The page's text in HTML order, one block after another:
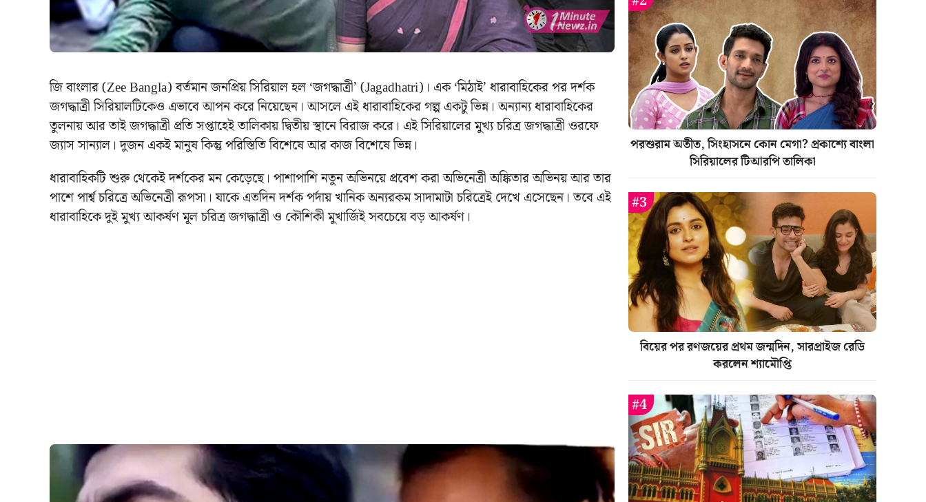
জি বাংলার (Zee Bangla) বর্তমান জনপ্রিয় সিরিয়াল হল ‘জগদ্ধাত্রী’ (Jagadhatri)। এক ‘মিঠাই’ ধারাবাহিকের পর দর্শক
জগদ্ধাত্রী সিরিয়ালটিকেও এভাবে আপন করে নিয়েছেন। আসলে এই ধারাবাহিকের গল্প একটু ভিন্ন। অন্যান্য ধারাবাহিকের
তুলনায় আর তাই জগদ্ধাত্রী প্রতি সপ্তাহেই তালিকায় দ্বিতীয় স্থানে বিরাজ করে। এই সিরিয়ালের মুখ্য চরিত্র জগদ্ধাত্রী ওরফে
জ্যাস সান্যাল। দুজন একই মানুষ কিন্তু পরিস্তিতি বিশেষে আর কাজ বিশেষে ভিন্ন।
ধারাবাহিকটি শুরু থেকেই দর্শকের মন কেড়েছে। পাশাপাশি নতুন অভিনয়ে প্রবেশ করা অভিনেত্রী অঙ্কিতার অভিনয় আর তার
পাশে পার্শ্ব চরিত্রে অভিনেত্রী রূপসা। যাকে এতদিন দর্শক পর্দায় খানিক অন্যরকম সাদামাটা চরিত্রেই দেখে এসেছেন। তবে এই
ধারাবাহিকে দুই মুখ্য আকর্ষণ মূল চরিত্র জগদ্ধাত্রী ও কৌশিকী মুখার্জিই সবচেয়ে বড় আকর্ষণ।
পরশুরাম অতীত, সিংহাসনে কোন মেগা? প্রকাশ্যে বাংলা
সিরিয়ালের টিআরপি তালিকা
বিয়ের পর রণজয়ের প্রথম জন্মদিন, সারপ্রাইজ রেডি
করলেন শ্যামৌপ্তি